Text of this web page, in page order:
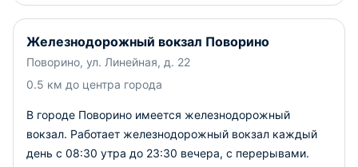
Железнодорожный вокзал Поворино
Поворино, ул. Линейная, д. 22
0.5 км до центра города
В городе Поворино имеется железнодорожный
вокзал. Работает железнодорожный вокзал каждый
день с 08:30 утра до 23:30 вечера, с перерывами.